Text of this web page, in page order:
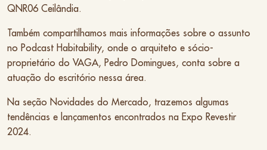
QNR06 Ceilândia.
Também compartilhamos mais informações sobre o assunto
no Podcast Habitability, onde o arquiteto e sócio-
proprietário do VAGA, Pedro Domingues, conta sobre a
atuação do escritório nessa área.
Na seção Novidades do Mercado, trazemos algumas
tendências e lançamentos encontrados na Expo Revestir
2024.